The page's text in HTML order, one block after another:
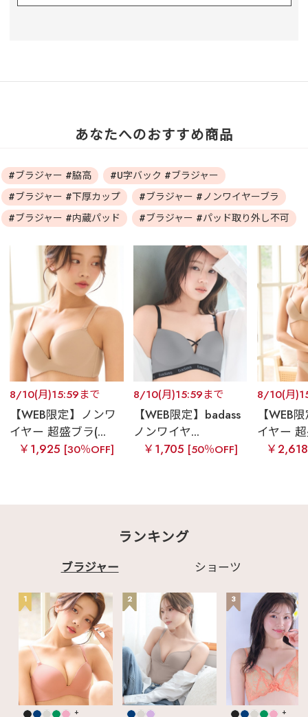
あなたへのおすすめ商品
#ブラジャー #脇高
#U字バック #ブラジャー
#ブラジャー #下厚カップ
#ブラジャー #ノンワイヤーブラ
#ブラジャー #内蔵パッド
#ブラジャー #パッド取り外し不可
8/10(月)15:59まで
【WEB限定】ノンワ
イヤー 超盛ブラ(...
￥1,925 [30％OFF]
8/10(月)15:59まで
【WEB限定】badass
ノンワイヤ...
￥1,705 [50％OFF]
8/10(月
【WEB
イヤー
￥
ランキング
ブラジャー ショーツ
1
+
2 3
+